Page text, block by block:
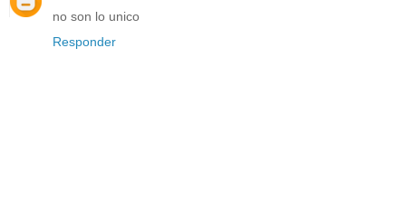
no son lo unico
Responder